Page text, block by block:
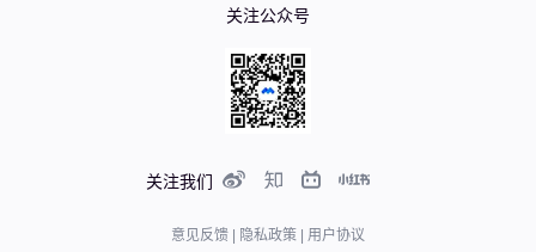
关注我们
关注公众号
意见反馈 隐私政策 用户协议